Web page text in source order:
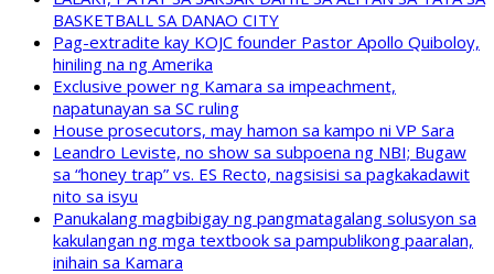
BASKETBALL SA DANAO CITY
Pag-extradite kay KOJC founder Pastor Apollo Quiboloy,
hiniling na ng Amerika
Exclusive power ng Kamara sa impeachment,
napatunayan sa SC ruling
House prosecutors, may hamon sa kampo ni VP Sara
Leandro Leviste, no show sa subpoena ng NBI; Bugaw
sa “honey trap” vs. ES Recto, nagsisisi sa pagkakadawit
nito sa isyu
Panukalang magbibigay ng pangmatagalang solusyon sa
kakulangan ng mga textbook sa pampublikong paaralan,
inihain sa Kamara